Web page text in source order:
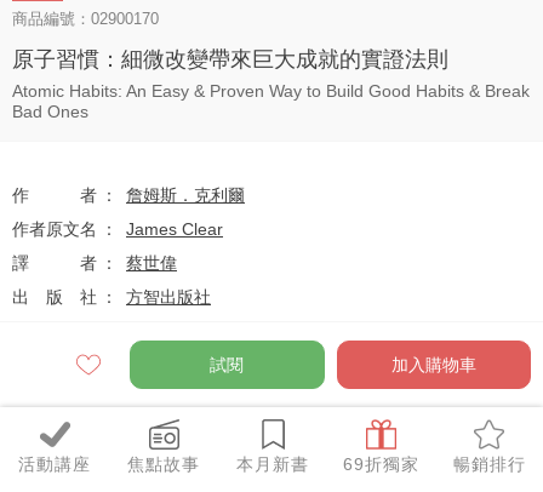
活動講座 焦點故事 本月新書 69折獨家 暢銷排行
商品編號：02900170
原子習慣：細微改變帶來巨大成就的實證法則
Atomic Habits: An Easy & Proven Way to Build Good Habits & Break
Bad Ones
作者
詹姆斯．克利爾
作者原文名
James Clear
譯者
蔡世偉
出版社
方智出版社
出版日
2019-06-01
定價 $330
試閱 加入購物車